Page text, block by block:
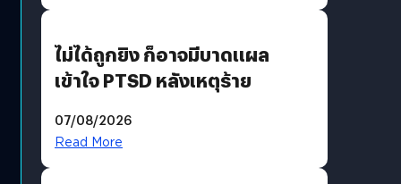
ไม่ได้ถูกยิง ก็อาจมีบาดแผล
เข้าใจ PTSD หลังเหตุร้าย
07/08/2026
Read More